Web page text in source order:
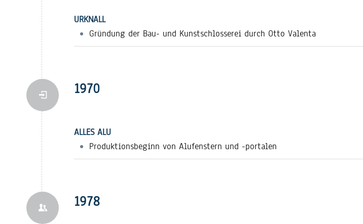
URKNALL
Gründung der Bau- und Kunstschlosserei durch Otto Valenta
1970
ALLES ALU
Produktionsbeginn von Alufenstern und -portalen
1978